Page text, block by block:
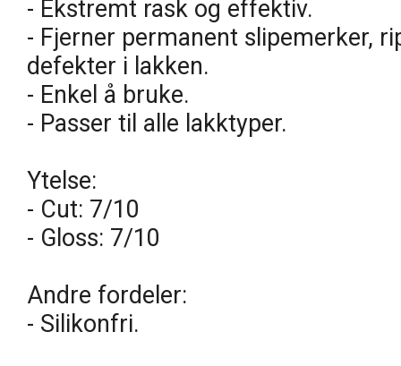
- Ekstremt rask og effektiv.
- Fjerner permanent slipemerker,
defekter i lakken.
- Enkel å bruke.
- Passer til alle lakktyper.
Ytelse:
- Cut: 7/10
- Gloss: 7/10
Andre fordeler:
- Silikonfri.